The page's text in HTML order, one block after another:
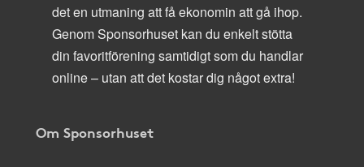
det en utmaning att få ekonomin att gå ihop.
Genom Sponsorhuset kan du enkelt stötta
din favoritförening samtidigt som du handlar
online – utan att det kostar dig något extra!
Om Sponsorhuset